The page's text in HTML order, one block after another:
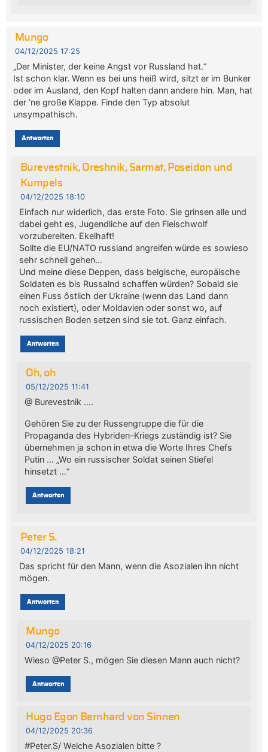
Mungo
04/12/2025 17:25
„Der Minister, der keine Angst vor Russland hat.“
Ist schon klar. Wenn es bei uns heiß wird, sitzt er im Bunker
oder im Ausland, den Kopf halten dann andere hin. Man, hat
der ’ne große Klappe. Finde den Typ absolut
unsympathisch.
Antworten
Burevestnik, Oreshnik, Sarmat, Poseidon und
Kumpels
04/12/2025 18:10
Einfach nur widerlich, das erste Foto. Sie grinsen alle und
dabei geht es, Jugendliche auf den Fleischwolf
vorzubereiten. Ekelhaft!
Sollte die EU/NATO russland angreifen würde es sowieso
sehr schnell gehen…
Und meine diese Deppen, dass belgische, europäische
Soldaten es bis Russalnd schaffen würden? Sobald sie
einen Fuss ôstlich der Ukraine (wenn das Land dann
noch existiert), oder Moldavien oder sonst wo, auf
russischen Boden setzen sind sie tot. Ganz einfach.
Antworten
Oh, oh
05/12/2025 11:41
@ Burevestnik ….
Gehören Sie zu der Russengruppe die für die
Propaganda des Hybriden–Kriegs zuständig ist? Sie
übernehmen ja schon in etwa die Worte Ihres Chefs
Putin … „Wo ein russischer Soldat seinen Stiefel
hinsetzt …“
Antworten
Peter S.
04/12/2025 18:21
Das spricht für den Mann, wenn die Asozialen ihn nicht
mögen.
Antworten
Mungo
04/12/2025 20:16
Wieso @Peter S., mögen Sie diesen Mann auch nicht?
Antworten
Hugo Egon Bernhard von Sinnen
04/12/2025 20:36
#Peter.S/ Welche Asozialen bitte ?